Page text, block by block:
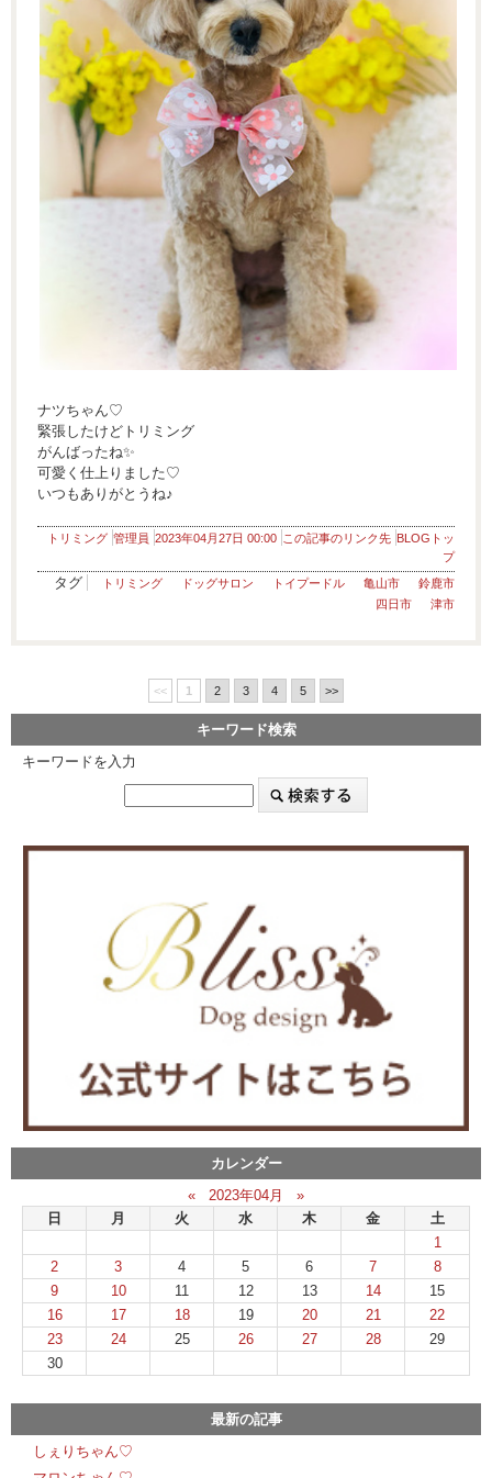
ナツちゃん♡
緊張したけどトリミング
がんばったね✨
可愛く仕上りました♡
いつもありがとうね♪
トリミング 管理員 2023年04月27日 00:00 この記事のリンク先 BLOGトッ
プ
タグ トリミング ドッグサロン トイプードル 亀山市
鈴鹿市
四日市
津市
<< 1 2 3 4 5 >>
キーワード検索
キーワードを入力
カレンダー
«
2023年04月
»
日
月 火 水 木 金
土
1
2
3 4 5 6 7
8
9
10 11 12 13 14
15
16
17 18 19 20 21
22
23
24 25 26 27 28
29
30
最新の記事
しぇりちゃん♡